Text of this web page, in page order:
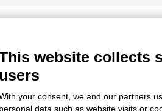
foto presenti in questo sito sono soggette alle
delle istituzioni che ne sono
website collects
users
your consent, we and our partners
personal data such as website visits or